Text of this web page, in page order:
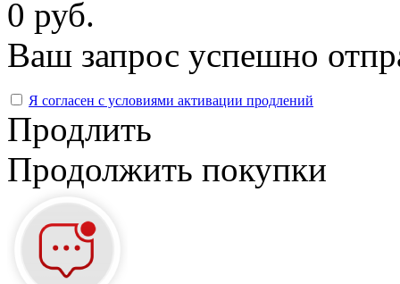
0 руб.
Ваш запрос успешно
Я согласен с условиями активации продлений
Продлить
Продолжить покупки